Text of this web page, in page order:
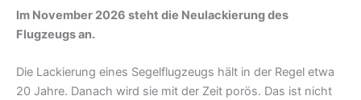
Im November 2026 steht die Neulackierung des
Flugzeugs an.
Die Lackierung eines Segelflugzeugs hält in der Regel etwa
20 Jahre. Danach wird sie mit der Zeit porös. Das ist nicht